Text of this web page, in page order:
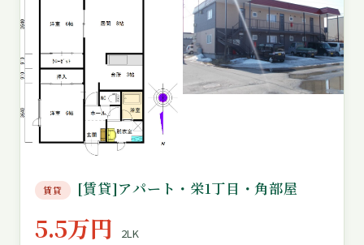
賃貸 [賃貸]アパート・栄1丁目・角部屋
5.5万円 2LK